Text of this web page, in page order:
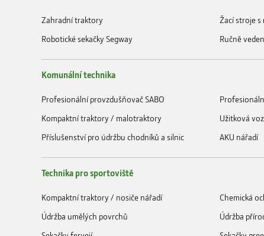
Zahradní traktory Žací stroje
Robotické sekačky Segway
Ručně
Komunální technika
Profesionální provzdušňovač SABO
Kompaktní traktory / malotraktory
Užitková
Příslušenství pro údržbu chodníků a silnic
AKU nářadí
Technika pro sportoviště
Kompaktní traktory / nosiče nářadí Chemická
Údržba umělých povrchů
Údržba